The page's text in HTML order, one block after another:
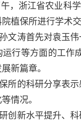
浙江省农业科学
植保所进行学术
涛首先对袁玉伟
行等方面的工作
新篇章。
的科研分享表示
情况。
新水平提升、科